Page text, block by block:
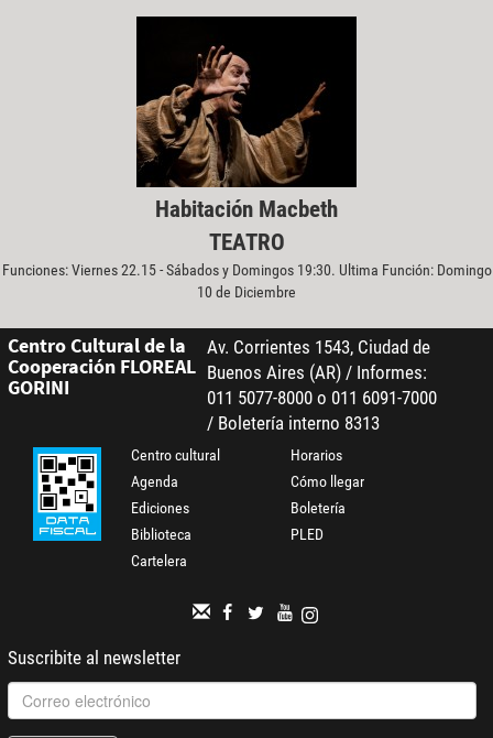
Habitación Macbeth
TEATRO
Funciones: Viernes 22.15 - Sábados y Domingos 19:30. Ultima Función: Domingo
10 de Diciembre
Centro Cultural de la
Cooperación FLOREAL
GORINI
Av. Corrientes 1543, Ciudad de
Buenos Aires (AR) / Informes:
011 5077-8000 o 011 6091-7000
/ Boletería interno 8313
Centro cultural
Agenda
Ediciones
Biblioteca
Cartelera
Horarios
Cómo llegar
Boletería
PLED
Suscribite al newsletter